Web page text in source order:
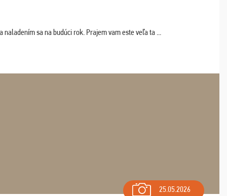
sa na budúci rok. Prajem vam este veľa ta ...
25.05.2026